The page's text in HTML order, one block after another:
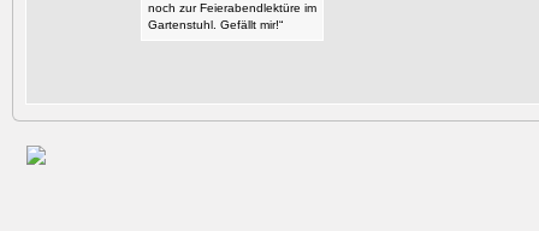
noch zur Feierabendlektüre im
Gartenstuhl. Gefällt mir!“